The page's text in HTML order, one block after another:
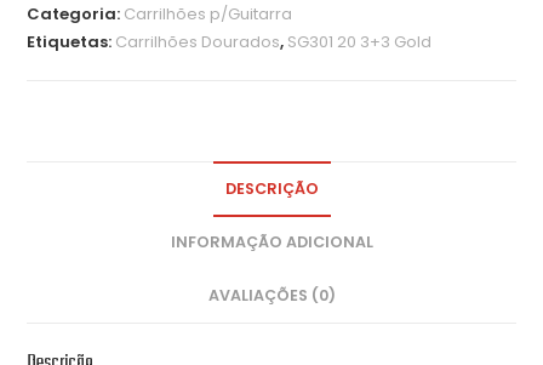
Categoria: Carrilhões p/Guitarra
Etiquetas: Carrilhões Dourados, SG301 20 3+3 Gold
DESCRIÇÃO
INFORMAÇÃO ADICIONAL
AVALIAÇÕES (0)